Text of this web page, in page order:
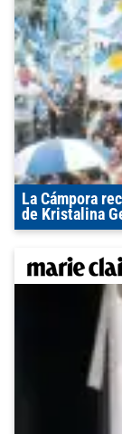
La Cámpora
de Kristalina